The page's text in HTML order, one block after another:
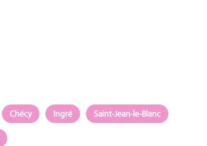
Chécy Ingré
Saint-Jean-le-Blanc